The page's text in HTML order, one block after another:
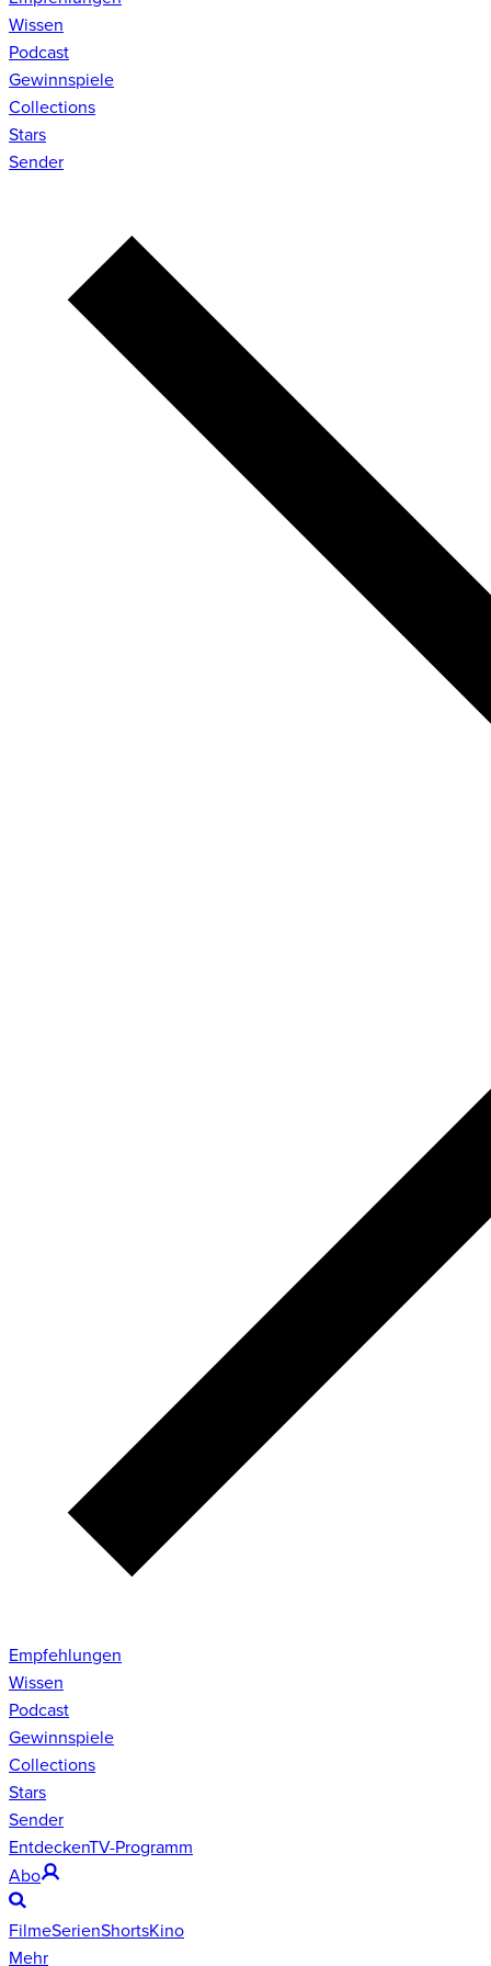
Wissen
Podcast
Gewinnspiele
Collections
Stars
Sender
Empfehlungen
Wissen
Podcast
Gewinnspiele
Collections
Stars
Sender
EntdeckenTV-Programm
Abo
FilmeSerienShortsKino
Mehr